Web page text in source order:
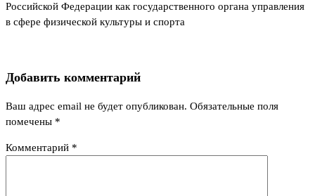
Российской Федерации как государственного органа управления
в сфере физической культуры и спорта
Добавить комментарий
Ваш адрес email не будет опубликован. Обязательные поля
помечены *
Комментарий *